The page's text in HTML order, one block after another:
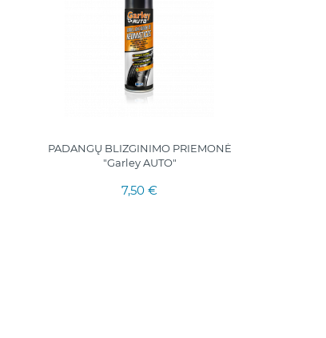
PADANGŲ BLIZGINIMO PRIEMONĖ
"Garley AUTO"
7,50 €